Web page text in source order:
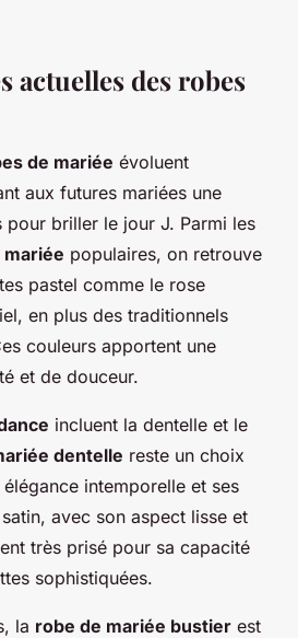
actuelles des robes
de mariée évoluent
aux futures mariées une
briller le jour J. Parmi les
populaires, on retrouve
pastel comme le rose
en plus des traditionnels
couleurs apportent une
et de douceur.
incluent la dentelle et le
dentelle reste un choix
intemporelle et ses
avec son aspect lisse et
très prisé pour sa capacité
sophistiquées.
la robe de mariée bustier est